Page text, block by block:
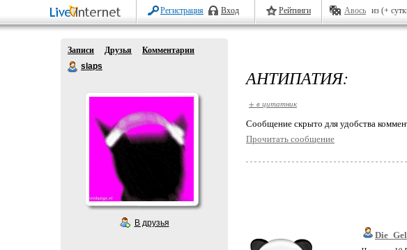
Регистрация Вход Рейтинги Авось из (+
Записи Друзья
Комментарии
slaps
В друзья
АНТИПАТИЯ:
+ в цитатник
Cообщение скрыто для удобства
Прочитать сообщение